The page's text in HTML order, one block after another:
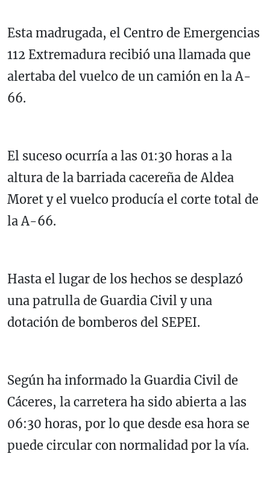
Esta madrugada, el Centro de Emergencias
112 Extremadura recibió una llamada que
alertaba del vuelco de un camión en la A-
66.
El suceso ocurría a las 01:30 horas a la
altura de la barriada cacereña de Aldea
Moret y el vuelco producía el corte total de
la A-66.
Hasta el lugar de los hechos se desplazó
una patrulla de Guardia Civil y una
dotación de bomberos del SEPEI.
Según ha informado la Guardia Civil de
Cáceres, la carretera ha sido abierta a las
06:30 horas, por lo que desde esa hora se
puede circular con normalidad por la vía.